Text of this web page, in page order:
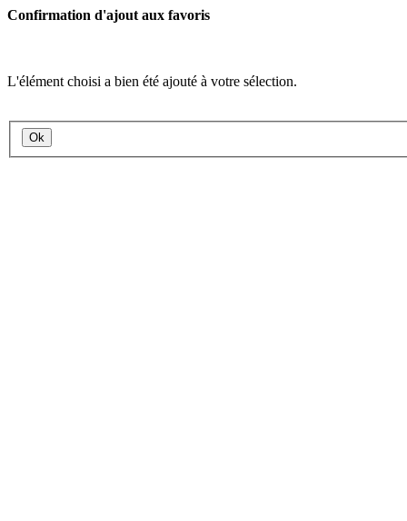
Confirmation d'ajout aux favoris
L'élément choisi a bien été ajouté à votre sélection.